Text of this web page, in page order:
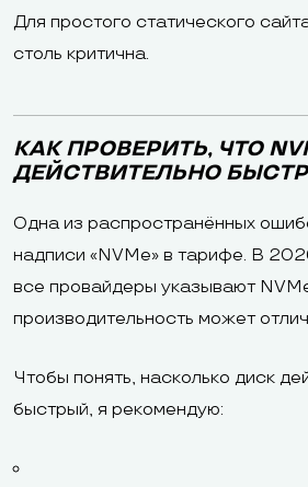
Для простого статического
столь критична.
КАК ПРОВЕРИТЬ, ЧТО
ДЕЙСТВИТЕЛЬНО
Одна из распространённых
надписи «NVMe» в тарифе. В
все провайдеры указывают
производительность может
Чтобы понять, насколько диск
быстрый, я рекомендую: